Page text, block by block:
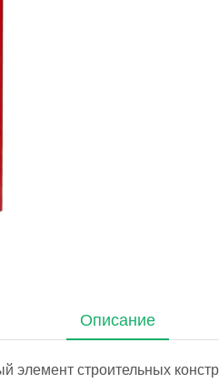
Описание
элемент строительных